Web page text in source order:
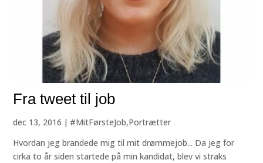
Fra tweet til job
dec 13, 2016 | #MitFørsteJob,Portrætter
Hvordan jeg brandede mig til mit drømmejob... Da jeg for
cirka to år siden startede på min kandidat, blev vi straks